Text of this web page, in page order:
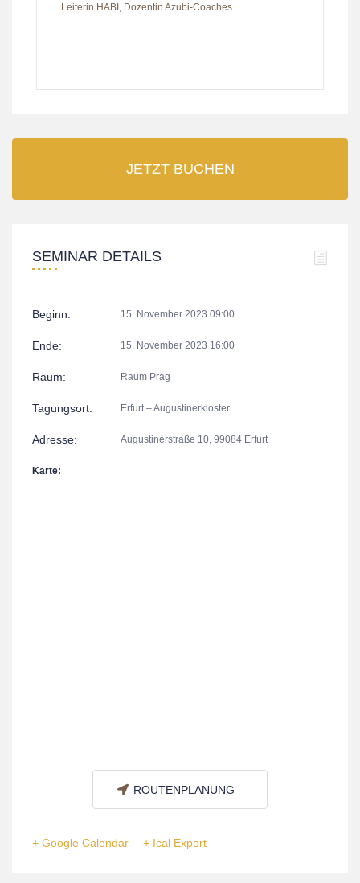
Leiterin HABI, Dozentin Azubi-Coaches
JETZT BUCHEN
SEMINAR DETAILS
Beginn: 15. November 2023 09:00
Ende: 15. November 2023 16:00
Raum: Raum Prag
Tagungsort: Erfurt – Augustinerkloster
Adresse: Augustinerstraße 10, 99084 Erfurt
Karte:
ROUTENPLANUNG
+ Google Calendar + Ical Export